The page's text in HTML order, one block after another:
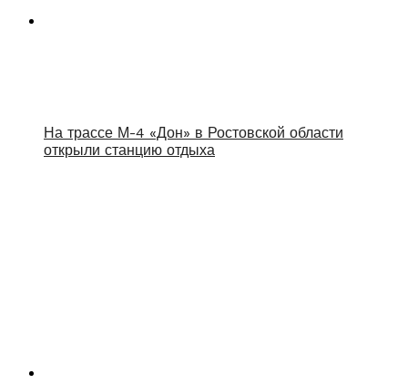
На трассе М-4 «Дон» в Ростовской области
открыли станцию отдыха